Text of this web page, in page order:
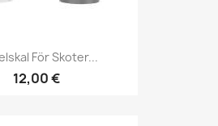
För Skoter...
12,00 €